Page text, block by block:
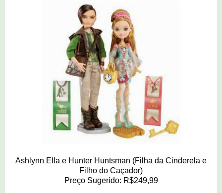
Ashlynn Ella e Hunter Huntsman (Filha da Cinderela e
Filho do Caçador)
Preço Sugerido: R$249,99